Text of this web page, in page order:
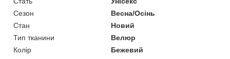
Сезон
Весна/Осінь
Стан
Новий
Тип тканини
Велюр
Колір
Бежевий